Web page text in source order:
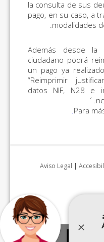
la consulta de sus
pago, en su caso, a
modalidades
Además desde la
ciudadano podrá
un pago ya
“Reimprimir
datos NIF, N28 e
Para
.
Aviso Legal |